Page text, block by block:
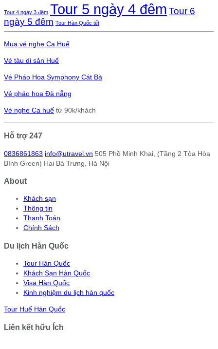
Tour 4 ngày 3 đêm Tour 5 ngày 4 đêm Tour 6
ngày 5 đêm Tour Hàn Quốc tết
Mua vé nghe Ca Huế
Vé tàu di sản Huế
Vé Pháo Hoa Symphony Cát Bà
Vé pháo hoa Đà nẵng
Vé nghe Ca huế từ 90k/khách
Hỗ trợ 247
0836861863 info@utravel.vn 505 Phồ Minh Khai, (Tầng 2 Tòa Hòa
Bình Green) Hai Bà Trưng, Hà Nội
About
Khách sạn
Thông tin
Thanh Toán
Chính Sách
Du lịch Hàn Quốc
Tour Hàn Quốc
Khách Sạn Hàn Quốc
Visa Hàn Quốc
Kinh nghiệm du lịch hàn quốc
Tour Huế Hàn Quốc
Liên kết hữu Ích